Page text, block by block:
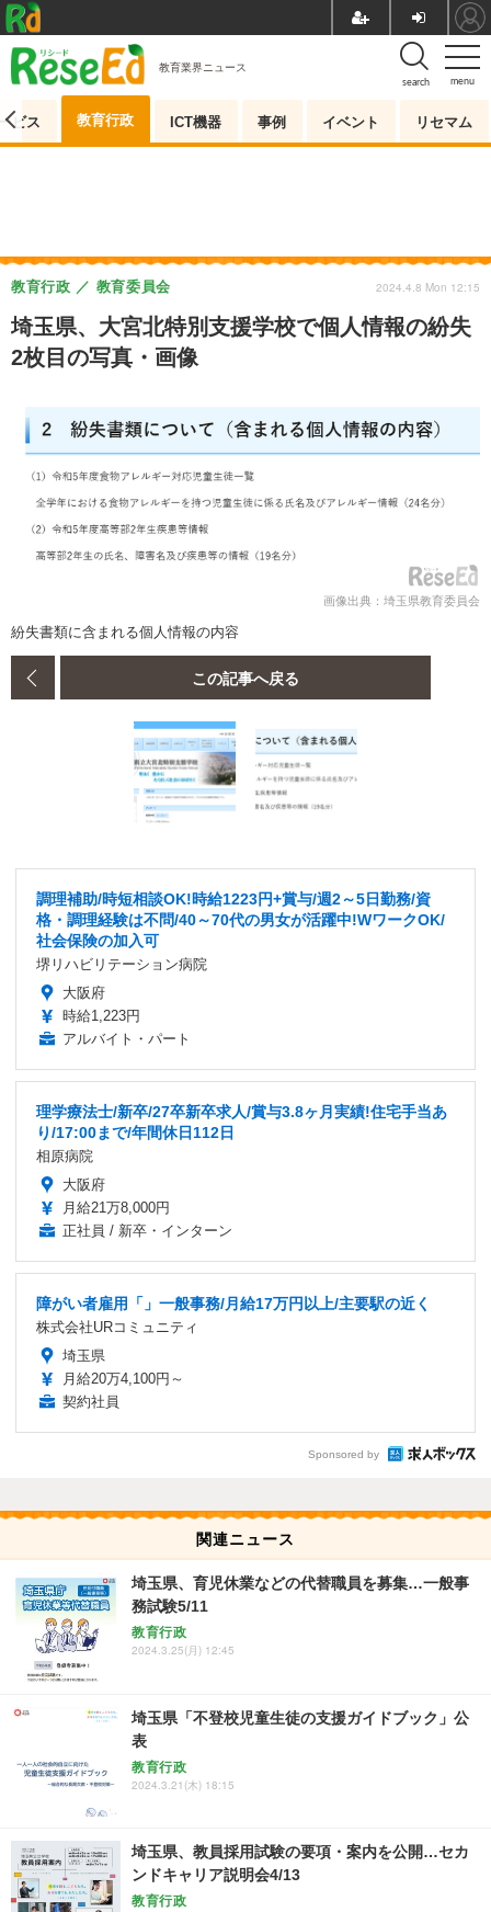
menu
search
教育業界ニュース
ビス 教育行政 ICT機器 事例 イベント リセマム
埼玉県、大宮北特別支援学校で個人情報の紛失
2枚目の写真・画像
教育行政 教育委員会 2024.4.8 Mon 12:15
画像出典：埼玉県教育委員会
紛失書類に含まれる個人情報の内容
この記事へ戻る
調理補助/時短相談OK!時給1223円+賞与/週2～5日勤務/資
格・調理経験は不問/40～70代の男女が活躍中!WワークOK/
社会保険の加入可
堺リハビリテーション病院
大阪府
時給1,223円
アルバイト・パート
理学療法士/新卒/27卒新卒求人/賞与3.8ヶ月実績!住宅手当あ
り/17:00まで/年間休日112日
相原病院
大阪府
月給21万8,000円
正社員 / 新卒・インターン
障がい者雇用「」一般事務/月給17万円以上/主要駅の近く
株式会社URコミュニティ
埼玉県
月給20万4,100円～
契約社員
Sponsored by
関連ニュース
埼玉県、育児休業などの代替職員を募集…一般事
務試験5/11
教育行政
2024.3.25(月) 12:45
埼玉県「不登校児童生徒の支援ガイドブック」公
表
教育行政
2024.3.21(木) 18:15
埼玉県、教員採用試験の要項・案内を公開…セカ
ンドキャリア説明会4/13
教育行政